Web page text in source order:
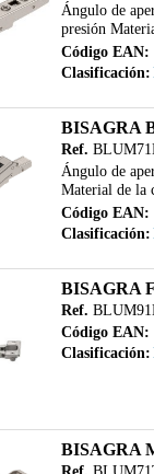
Ángulo de
presión
Código EAN:
Clasificación:
BISAGRA
Ref.
Ángulo de
Material de la
Código EAN:
Clasificación:
BISAGRA
Ref.
Código EAN:
Clasificación:
BISAGRA